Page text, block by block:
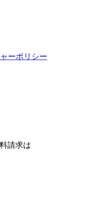
ーポリシー
請求は